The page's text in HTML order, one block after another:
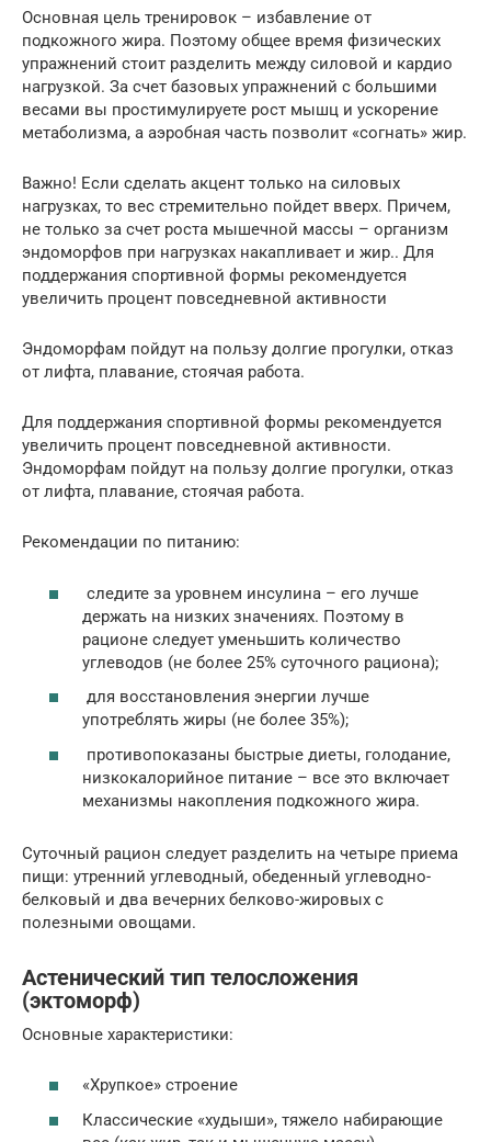
Основная цель тренировок – избавление от
подкожного жира. Поэтому общее время физических
упражнений стоит разделить между силовой и кардио
нагрузкой. За счет базовых упражнений с большими
весами вы простимулируете рост мышц и ускорение
метаболизма, а аэробная часть позволит «согнать» жир.
Важно! Если сделать акцент только на силовых
нагрузках, то вес стремительно пойдет вверх. Причем,
не только за счет роста мышечной массы – организм
эндоморфов при нагрузках накапливает и жир.. Для
поддержания спортивной формы рекомендуется
увеличить процент повседневной активности
Эндоморфам пойдут на пользу долгие прогулки, отказ
от лифта, плавание, стоячая работа.
Для поддержания спортивной формы рекомендуется
увеличить процент повседневной активности.
Эндоморфам пойдут на пользу долгие прогулки, отказ
от лифта, плавание, стоячая работа.
Рекомендации по питанию:
следите за уровнем инсулина – его лучше
держать на низких значениях. Поэтому в
рационе следует уменьшить количество
углеводов (не более 25% суточного рациона);
для восстановления энергии лучше
употреблять жиры (не более 35%);
противопоказаны быстрые диеты, голодание,
низкокалорийное питание – все это включает
механизмы накопления подкожного жира.
Суточный рацион следует разделить на четыре приема
пищи: утренний углеводный, обеденный углеводно-
белковый и два вечерних белково-жировых с
полезными овощами.
Астенический тип телосложения
(эктоморф)
Основные характеристики:
«Хрупкое» строение
Классические «худыши», тяжело набирающие